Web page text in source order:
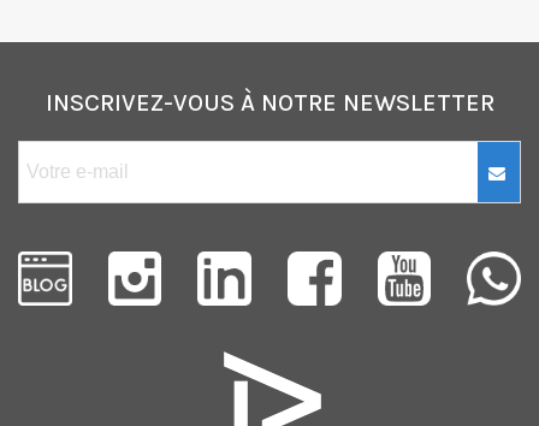
INSCRIVEZ-VOUS À NOTRE NEWSLETTER